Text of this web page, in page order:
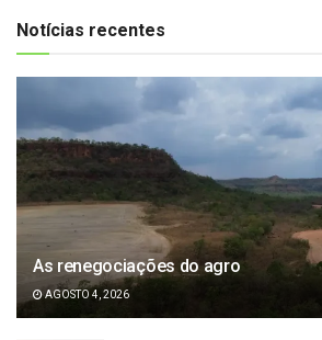
Notícias recentes
As renegociações do agro
AGOSTO 4, 2026